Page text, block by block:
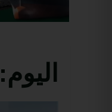
اليوم: